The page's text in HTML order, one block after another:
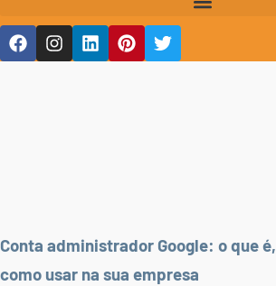
Conta administrador Google: o que
como usar na sua empresa